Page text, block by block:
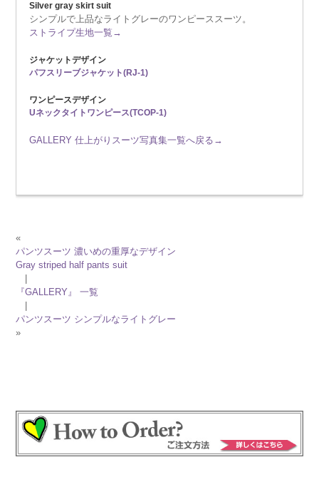
Silver gray skirt suit
シンプルで上品なライトグレーのワンピーススーツ。
ストライプ生地一覧→
ジャケットデザイン
パフスリーブジャケット(RJ-1)
ワンピースデザイン
Uネックタイトワンピース(TCOP-1)
GALLERY 仕上がりスーツ写真集一覧へ戻る→
«
パンツスーツ 濃いめの重厚なデザイン
Gray striped half pants suit
『GALLERY』 一覧
パンツスーツ シンプルなライトグレー
»